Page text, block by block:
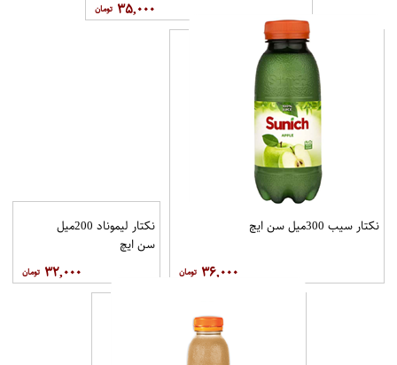
۳۵,۰۰۰
نکتار سیب 300میل سن ایچ
۳۶,۰۰۰
نکتار لیموناد 200میل
سن ایچ
۳۲,۰۰۰